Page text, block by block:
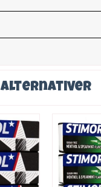
Alternativer